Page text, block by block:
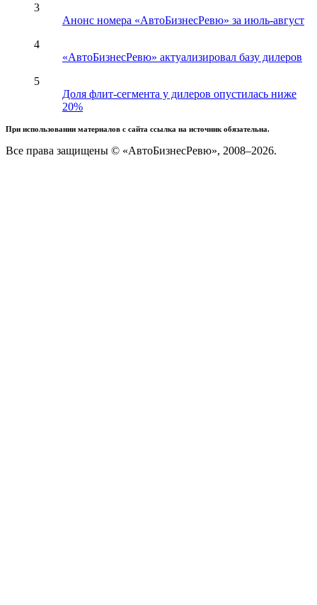
3
Анонс номера «АвтоБизнесРевю» за июль-август
4
«АвтоБизнесРевю» актуализировал базу дилеров
5
Доля флит-сегмента у дилеров опустилась ниже
20%
При использовании материалов с сайта ссылка на источник обязательна.
Все права защищены © «АвтоБизнесРевю», 2008–2026.